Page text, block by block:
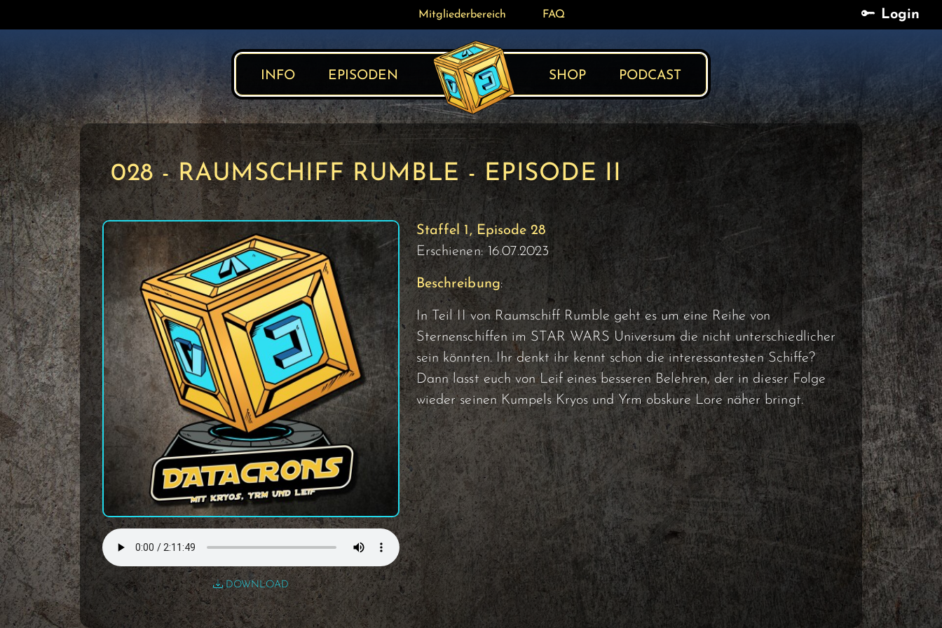
Mitgliederbereich FAQ Login
Mitgliederbereich FAQ Login
INFO EPISODEN SHOP PODCAST
028 - RAUMSCHIFF RUMBLE - EPISODE II
DOWNLOAD
Staffel 1, Episode 28
Erschienen: 16.07.2023
Beschreibung:
In Teil II von Raumschiff Rumble geht es um eine Reihe von
Sternenschiffen im STAR WARS Universum die nicht unterschiedlicher
sein könnten. Ihr denkt ihr kennt schon die interessantesten Schiffe?
Dann lasst euch von Leif eines besseren Belehren, der in dieser Folge
wieder seinen Kumpels Kryos und Yrm obskure Lore näher bringt.